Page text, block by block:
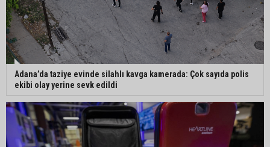
Adana’da taziye evinde silahlı kavga kamerada: Çok sayıda polis
ekibi olay yerine sevk edildi